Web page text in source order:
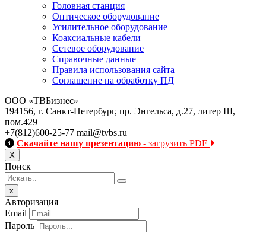
Головная станция
Оптическое оборудование
Усилительное оборудование
Коаксиальные кабели
Сетевое оборудование
Справочные данные
Правила использования сайта
Соглашение на обработку ПД
ООО «ТВБизнес»
194156, г. Санкт-Петербург, пр. Энгельса, д.27, литер Ш,
пом.429
+7(812)600-25-77 mail@tvbs.ru
Скачайте нашу презентацию - загрузить PDF
Х
Поиск
x
Авторизация
Email
Пароль